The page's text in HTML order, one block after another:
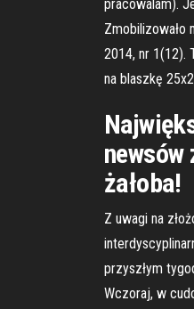
pracowalam).
Zmobilizowało
2014, nr 1(12).
na blaszkę
żałoba!
Z uwagi na
przyszłym
Wczoraj, w